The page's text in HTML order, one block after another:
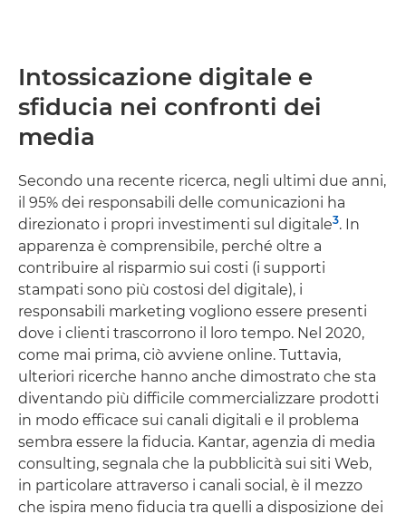
Intossicazione digitale e
sfiducia nei confronti dei
media
Secondo una recente ricerca, negli ultimi due anni,
il 95% dei responsabili delle comunicazioni ha
direzionato i propri investimenti sul digitale3. In
apparenza è comprensibile, perché oltre a
contribuire al risparmio sui costi (i supporti
stampati sono più costosi del digitale), i
responsabili marketing vogliono essere presenti
dove i clienti trascorrono il loro tempo. Nel 2020,
come mai prima, ciò avviene online. Tuttavia,
ulteriori ricerche hanno anche dimostrato che sta
diventando più difficile commercializzare prodotti
in modo efficace sui canali digitali e il problema
sembra essere la fiducia. Kantar, agenzia di media
consulting, segnala che la pubblicità sui siti Web,
in particolare attraverso i canali social, è il mezzo
che ispira meno fiducia tra quelli a disposizione dei